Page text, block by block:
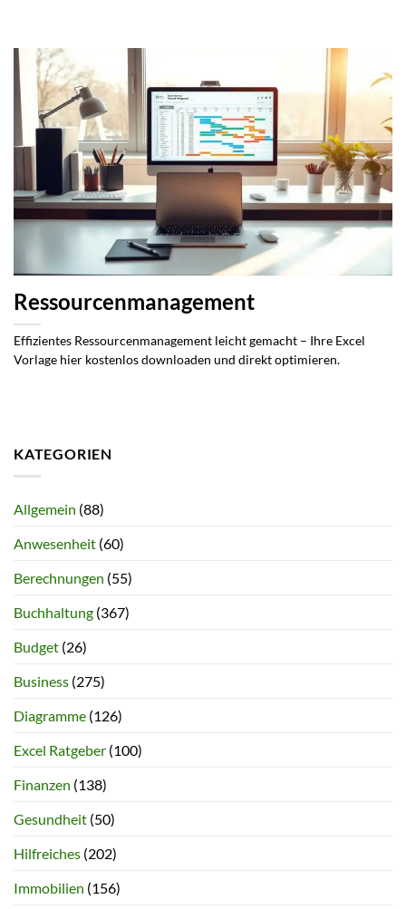
Ressourcenmanagement
Effizientes Ressourcenmanagement leicht gemacht – Ihre Excel
Vorlage hier kostenlos downloaden und direkt optimieren.
KATEGORIEN
Allgemein (88)
Anwesenheit (60)
Berechnungen (55)
Buchhaltung (367)
Budget (26)
Business (275)
Diagramme (126)
Excel Ratgeber (100)
Finanzen (138)
Gesundheit (50)
Hilfreiches (202)
Immobilien (156)